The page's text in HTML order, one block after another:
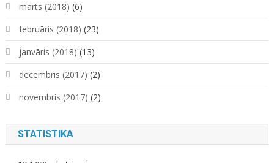
marts (2018) (6)
februāris (2018) (23)
janvāris (2018) (13)
decembris (2017) (2)
novembris (2017) (2)
STATISTIKA